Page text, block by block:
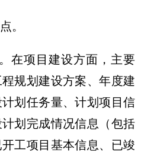
。
在项目建设方面，主要
规划建设方案、年度建
划任务量、计划项目信
划完成情况信息（包括
工项目基本信息、已竣